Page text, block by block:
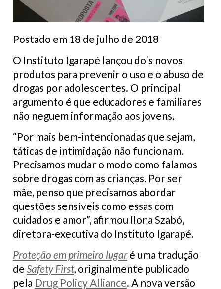
Postado em 18 de julho de 2018
O Instituto Igarapé lançou dois novos
produtos para prevenir o uso e o abuso de
drogas por adolescentes. O principal
argumento é que educadores e familiares
não neguem informação aos jovens.
“Por mais bem-intencionadas que sejam,
táticas de intimidação não funcionam.
Precisamos mudar o modo como falamos
sobre drogas com as crianças. Por ser
mãe, penso que precisamos abordar
questões sensíveis como essas com
cuidados e amor”, afirmou Ilona Szabó,
diretora-executiva do Instituto Igarapé.
Proteção em primeiro lugaré uma tradução
de Safety First, originalmente publicado
pela Drug Policy Alliance. A nova versão